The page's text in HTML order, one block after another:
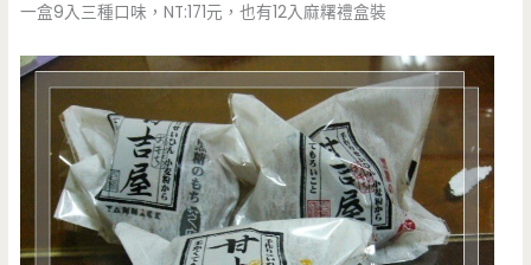
一盒9入三種口味，NT:171元，也有12入麻糬禮盒裝